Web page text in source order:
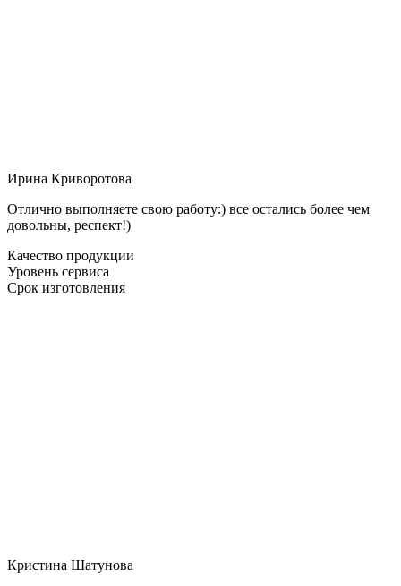
Ирина Криворотова
Отлично выполняете свою работу:) все остались более чем
довольны, респект!)
Качество продукции
Уровень сервиса
Срок изготовления
Кристина Шатунова